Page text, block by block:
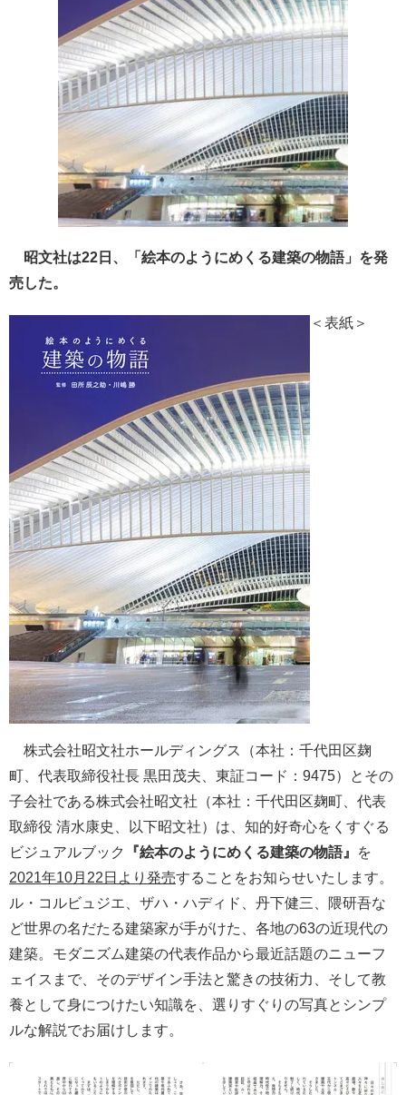
昭文社は22日、「絵本のようにめくる建築の物語」を発
売した。
＜表紙＞
株式会社昭文社ホールディングス（本社：千代田区麹
町、代表取締役社長 黒田茂夫、東証コード：9475）とその
子会社である株式会社昭文社（本社：千代田区麹町、代表
取締役 清水康史、以下昭文社）は、知的好奇心をくすぐる
ビジュアルブック
『絵本のようにめくる建築の物語』
を
2021年10月22日より発売することをお知らせいたします。
ル・コルビュジエ、ザハ・ハディド、丹下健三、隈研吾な
ど世界の名だたる建築家が手がけた、各地の63の近現代の
建築。モダニズム建築の代表作品から最近話題のニューフ
ェイスまで、そのデザイン手法と驚きの技術力、そして教
養として身につけたい知識を、選りすぐりの写真とシンプ
ルな解説でお届けします。